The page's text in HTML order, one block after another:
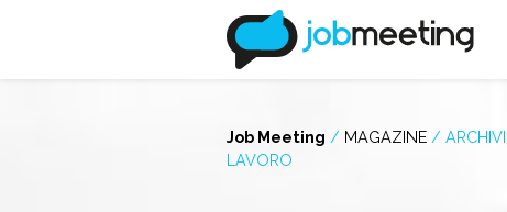
Job Meeting / MAGAZINE /
LAVORO